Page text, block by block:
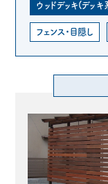
ウッドデッキ(デッキ
フェンス・目隠し